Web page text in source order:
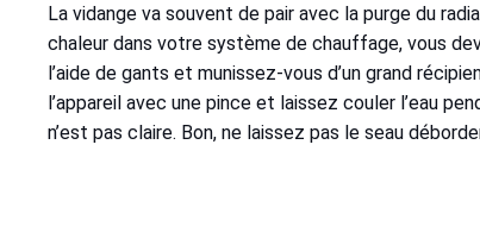
La vidange va souvent de pair avec la purge du
chaleur dans votre système de chauffage, vous
l’aide de gants et munissez-vous d’un grand
l’appareil avec une pince et laissez couler l’eau
n’est pas claire. Bon, ne laissez pas le seau